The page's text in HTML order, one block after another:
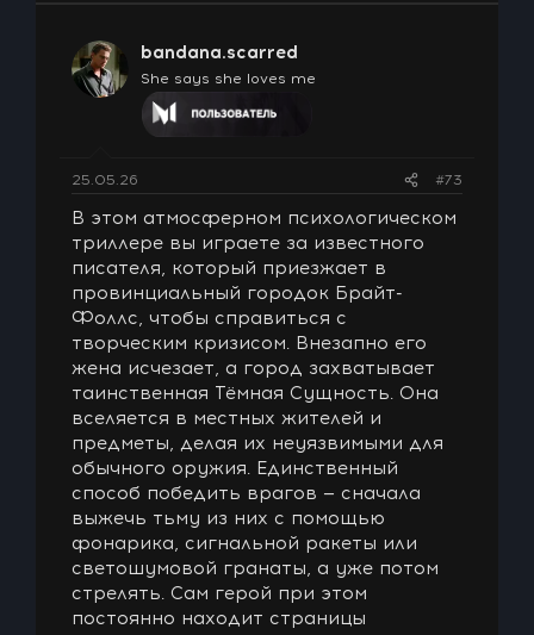
bandana.scarred
She says she loves me
25.05.26 #73
В этом атмосферном психологическом
триллере вы играете за известного
писателя, который приезжает в
провинциальный городок Брайт-
Фоллс, чтобы справиться с
творческим кризисом. Внезапно его
жена исчезает, а город захватывает
таинственная Тёмная Сущность. Она
вселяется в местных жителей и
предметы, делая их неуязвимыми для
обычного оружия. Единственный
способ победить врагов — сначала
выжечь тьму из них с помощью
фонарика, сигнальной ракеты или
светошумовой гранаты, а уже потом
стрелять. Сам герой при этом
постоянно находит страницы